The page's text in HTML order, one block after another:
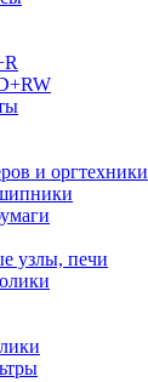
и оргтехники
узлы, печи